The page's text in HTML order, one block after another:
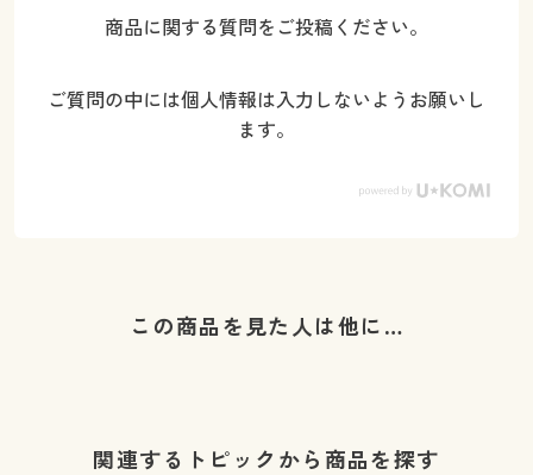
商品に関する質問をご投稿ください。
ご質問の中には個人情報は入力しないようお願いし
ます。
この商品を見た人は他に…
関連するトピックから商品を探す